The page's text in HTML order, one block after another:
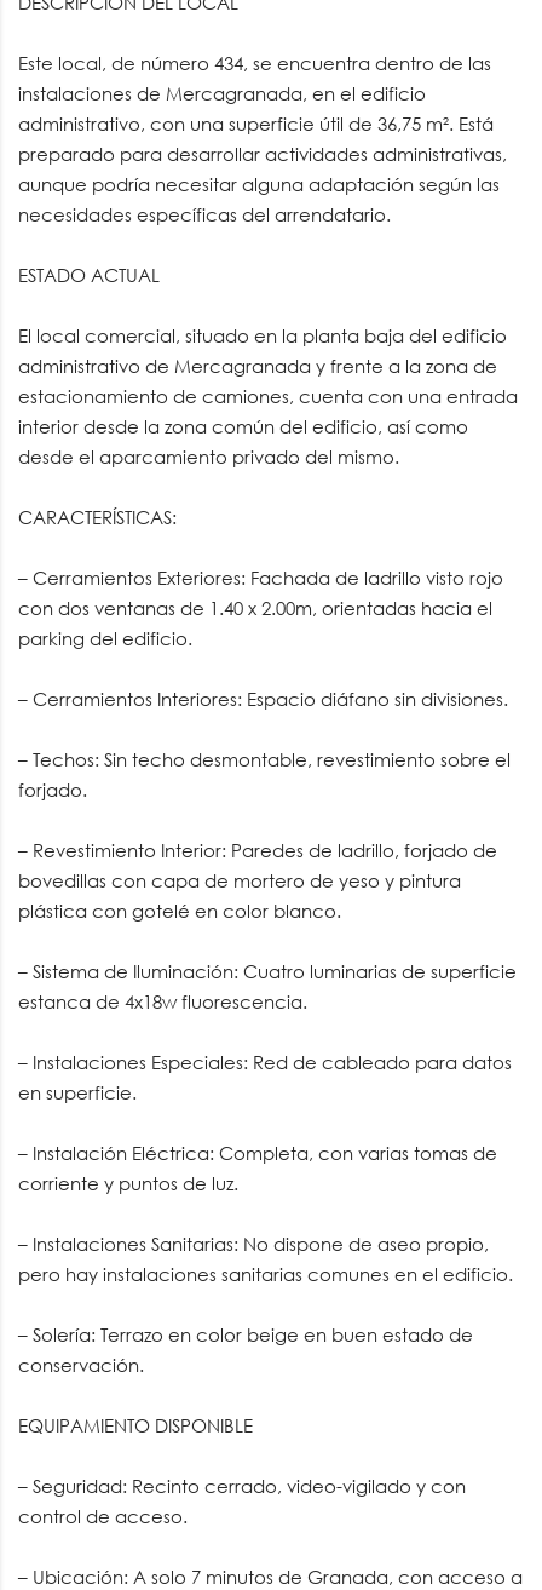
Este local, de número 434, se encuentra dentro de las
instalaciones de Mercagranada, en el edificio
administrativo, con una superficie útil de 36,75 m². Está
preparado para desarrollar actividades administrativas,
aunque podría necesitar alguna adaptación según las
necesidades específicas del arrendatario.
ESTADO ACTUAL
El local comercial, situado en la planta baja del edificio
administrativo de Mercagranada y frente a la zona de
estacionamiento de camiones, cuenta con una entrada
interior desde la zona común del edificio, así como
desde el aparcamiento privado del mismo.
CARACTERÍSTICAS:
– Cerramientos Exteriores: Fachada de ladrillo visto rojo
con dos ventanas de 1.40 x 2.00m, orientadas hacia el
parking del edificio.
– Cerramientos Interiores: Espacio diáfano sin divisiones.
– Techos: Sin techo desmontable, revestimiento sobre el
forjado.
– Revestimiento Interior: Paredes de ladrillo, forjado de
bovedillas con capa de mortero de yeso y pintura
plástica con gotelé en color blanco.
– Sistema de Iluminación: Cuatro luminarias de superficie
estanca de 4x18w fluorescencia.
– Instalaciones Especiales: Red de cableado para datos
en superficie.
– Instalación Eléctrica: Completa, con varias tomas de
corriente y puntos de luz.
– Instalaciones Sanitarias: No dispone de aseo propio,
pero hay instalaciones sanitarias comunes en el edificio.
– Solería: Terrazo en color beige en buen estado de
conservación.
EQUIPAMIENTO DISPONIBLE
– Seguridad: Recinto cerrado, video-vigilado y con
control de acceso.
– Ubicación: A solo 7 minutos de Granada, con acceso a